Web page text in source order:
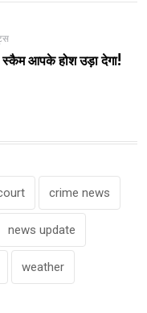
स्कैम आपके होश उड़ा देगा!
crime news
news update
weather